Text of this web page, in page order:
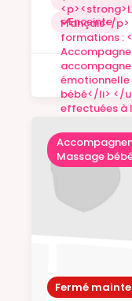
Français</
formations :
émotionnelle
bébé</li> </
effectuées à
</p>
en service
pédiatrique
Malades<br
Champigny-
Formatrice
pour la filière
temps pour
Formatrice
de
Enceinte
Fermé
Massage